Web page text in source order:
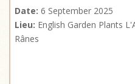
Date: 6 September 2025
Lieu: English Garden Plants
Rânes